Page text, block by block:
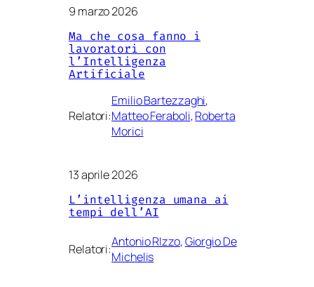
9 marzo 2026
Ma che cosa fanno i
lavoratori con
l’Intelligenza
Artificiale
Relatori:
Emilio Bartezzaghi
Matteo Feraboli, Roberta
Morici
13 aprile 2026
L’intelligenza umana ai
tempi dell’AI
Relatori:Antonio RIzzo, Giorgio De
Michelis